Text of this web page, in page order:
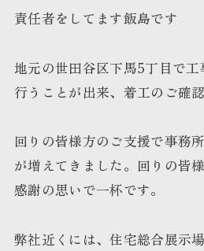
責任者をしてます飯島です
地元の世田谷区下馬5丁目で
行うことが出来、着工のご確
回りの皆様方のご支援で事務
が増えてきました。回りの皆
感謝の思いで一杯です。
弊社近くには、住宅総合展示